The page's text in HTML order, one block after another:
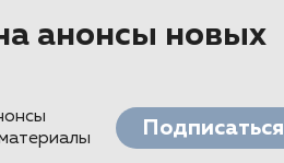
анонсы новых
Подписаться